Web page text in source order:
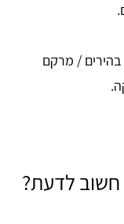
בהירים / מרקם
חשוב לדעת?